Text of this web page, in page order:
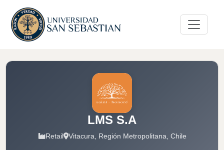
LMS S.A
Retail Vitacura, Región Metropolitana, Chile